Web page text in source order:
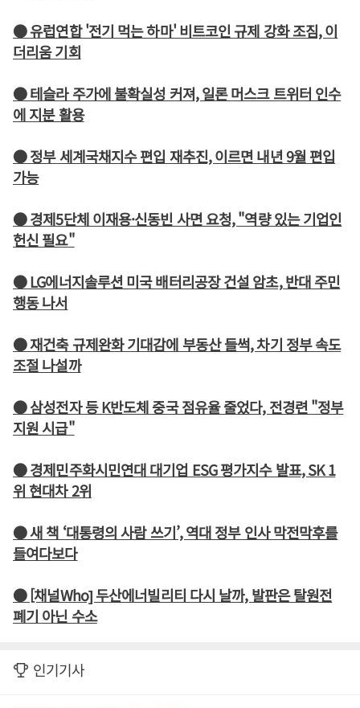
● 유럽연합 '전기 먹는 하마' 비트코인 규제 강화 조짐, 이
더리움 기회
● 테슬라 주가에 불확실성 커져, 일론 머스크 트위터 인수
에 지분 활용
● 정부 세계국채지수 편입 재추진, 이르면 내년 9월 편입
가능
● 경제5단체 이재용·신동빈 사면 요청, "역량 있는 기업인
헌신 필요"
● LG에너지솔루션 미국 배터리공장 건설 암초, 반대 주민
행동 나서
● 재건축 규제완화 기대감에 부동산 들썩, 차기 정부 속도
조절 나설까
● 삼성전자 등 K반도체 중국 점유율 줄었다, 전경련 "정부
지원 시급"
● 경제민주화시민연대 대기업 ESG 평가지수 발표, SK 1
위 현대차 2위
● 새 책 ‘대통령의 사람 쓰기’, 역대 정부 인사 막전막후를
들여다보다
● [채널Who] 두산에너빌리티 다시 날까, 발판은 탈원전
폐기 아닌 수소
인기기사